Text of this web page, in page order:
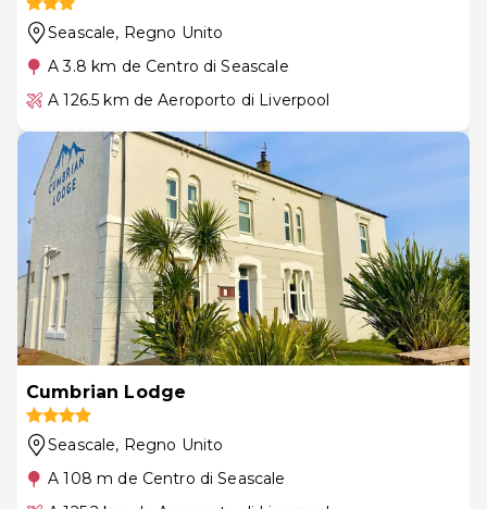
Seascale, Regno Unito
A 3.8 km de Centro di Seascale
A 126.5 km de Aeroporto di Liverpool
Cumbrian Lodge
Seascale, Regno Unito
A 108 m de Centro di Seascale